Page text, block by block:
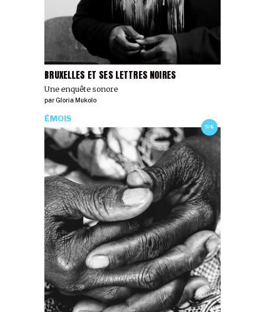
BRUXELLES ET SES LETTRES NOIRES
Une enquête sonore
parGloria Mukolo
5/6
ÉMOIS